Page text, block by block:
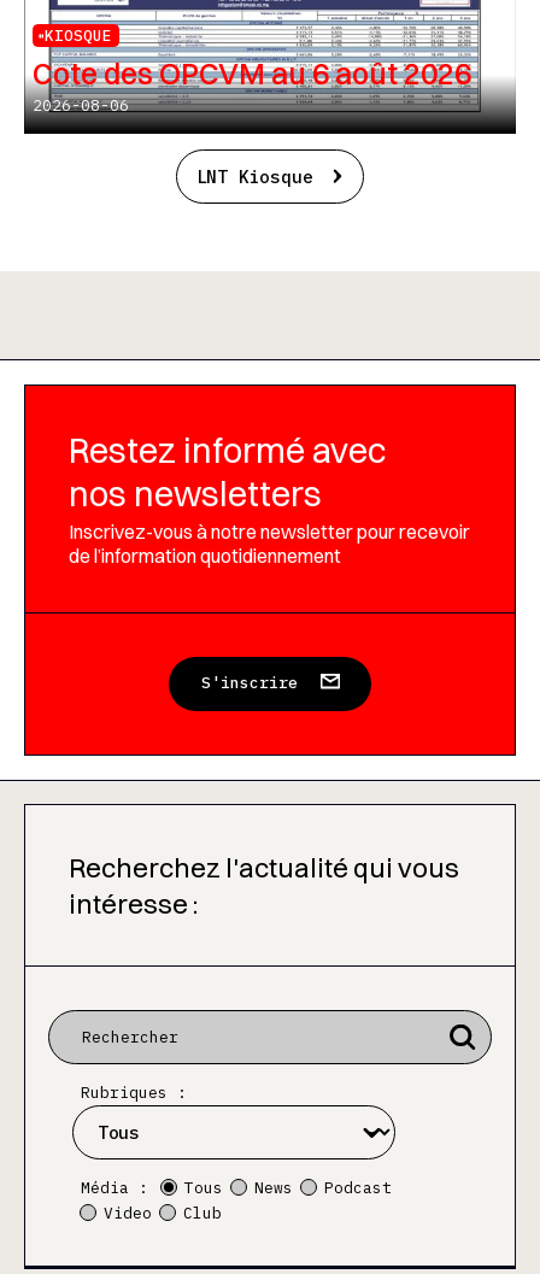
KIOSQUE
Cote des OPCVM au 6 août 2026
2026-08-06
LNT Kiosque
Restez informé avec
nos newsletters
Inscrivez-vous à notre newsletter pour recevoir
de l’information quotidiennement
S'inscrire
Recherchez l'actualité qui vous
intéresse :
Rubriques :
Média : Tous News
Podcast
Video
Club